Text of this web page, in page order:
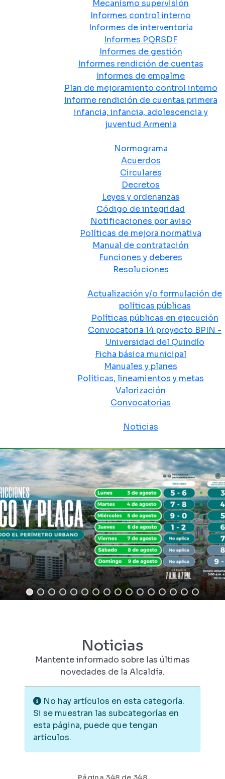
Mecanismo supervisión
Informes control interno
Informes de interventoría
Informes PQRSDF
Informes de gestión
Informes rendición de cuentas
Informes de empalme
Plan de mejoramiento control interno
Informe rendición de cuentas primera
infancia, infancia, adolescencia y
juventud Armenia
Normograma
Acuerdos
Circulares
Decretos
Leyes y ordenanzas
Código de integridad
Notificaciones por aviso
Políticas de mejora normativa
Manual de contratación
Funciones y deberes
Resoluciones
Actualización y/o formulación de
políticas públicas
Políticas públicas en ejecución
Convocatoria 14 proyecto BPIN -
Universidad del Quindío
Ficha básica municipal
Manuales y planes
Políticas, lineamientos y metas
Valorización
Convocatorias
Noticias
Noticias
Mantente informado sobre las últimas
novedades de la Alcaldía.
Información
No hay artículos en esta categoría.
Si se muestran las subcategorías en
esta página, puede que tengan
artículos.